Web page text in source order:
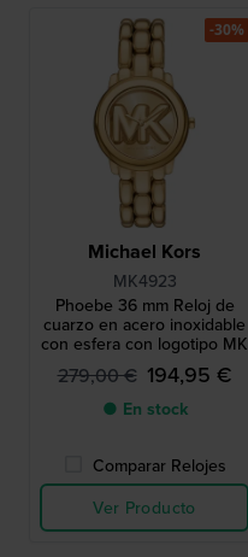
Michael Kors
MK4923
Phoebe 36 mm Reloj de
cuarzo en acero inoxidable
con esfera con logotipo MK
279,00 € 194,95 €
● En stock
Comparar Relojes
Ver Producto
-30%